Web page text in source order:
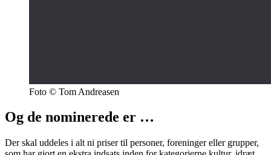
Foto © Tom Andreasen
Og de nominerede er …
Der skal uddeles i alt ni priser til personer, foreninger eller grupper,